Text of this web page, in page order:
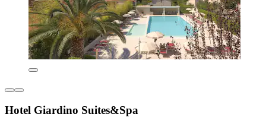
Hotel Giardino Suites&Spa